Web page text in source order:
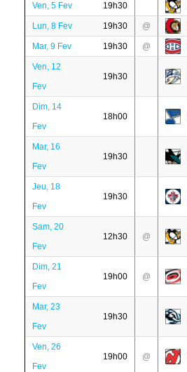
Ven, 5 Fev 19h30
Lun, 8 Fev 19h30 @
Mar, 9 Fev 19h30 @
Ven, 12
Fev
19h30
Dim, 14
Fev
18h00
Mar, 16
Fev
19h30
Jeu, 18
Fev
19h30
Sam, 20
Fev
12h30 @
Dim, 21
Fev
19h00 @
Mar, 23
Fev
19h30
Ven, 26
Fev
19h00 @